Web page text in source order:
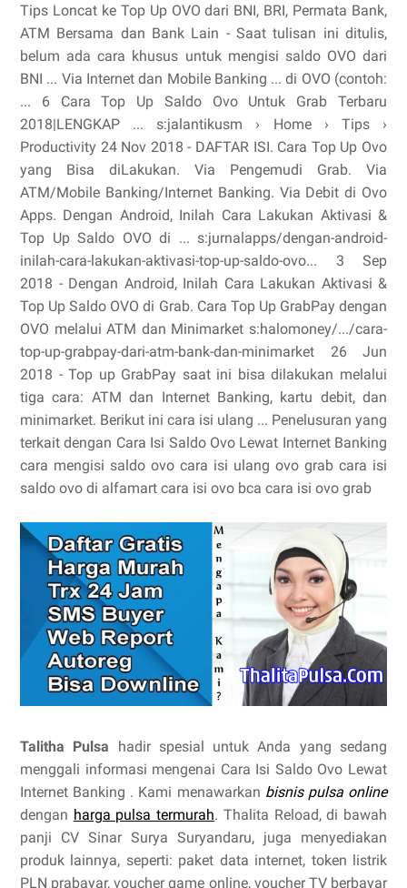
Tips Loncat ke Top Up OVO dari BNI, BRI, Permata Bank,
ATM Bersama dan Bank Lain - Saat tulisan ini ditulis,
belum ada cara khusus untuk mengisi saldo OVO dari
BNI ... Via Internet dan Mobile Banking ... di OVO (contoh:
... 6 Cara Top Up Saldo Ovo Untuk Grab Terbaru
2018|LENGKAP ... s:jalantikusm › Home › Tips ›
Productivity 24 Nov 2018 - DAFTAR ISI. Cara Top Up Ovo
yang Bisa diLakukan. Via Pengemudi Grab. Via
ATM/Mobile Banking/Internet Banking. Via Debit di Ovo
Apps. Dengan Android, Inilah Cara Lakukan Aktivasi &
Top Up Saldo OVO di ... s:jurnalapps/dengan-android-
inilah-cara-lakukan-aktivasi-top-up-saldo-ovo... 3 Sep
2018 - Dengan Android, Inilah Cara Lakukan Aktivasi &
Top Up Saldo OVO di Grab. Cara Top Up GrabPay dengan
OVO melalui ATM dan Minimarket s:halomoney/.../cara-
top-up-grabpay-dari-atm-bank-dan-minimarket 26 Jun
2018 - Top up GrabPay saat ini bisa dilakukan melalui
tiga cara: ATM dan Internet Banking, kartu debit, dan
minimarket. Berikut ini cara isi ulang ... Penelusuran yang
terkait dengan Cara Isi Saldo Ovo Lewat Internet Banking
cara mengisi saldo ovo cara isi ulang ovo grab cara isi
saldo ovo di alfamart cara isi ovo bca cara isi ovo grab
Talitha Pulsa hadir spesial untuk Anda yang sedang
menggali informasi mengenai Cara Isi Saldo Ovo Lewat
Internet Banking . Kami menawarkan bisnis pulsa online
dengan harga pulsa termurah. Thalita Reload, di bawah
panji CV Sinar Surya Suryandaru, juga menyediakan
produk lainnya, seperti: paket data internet, token listrik
PLN prabayar, voucher game online, voucher TV berbayar